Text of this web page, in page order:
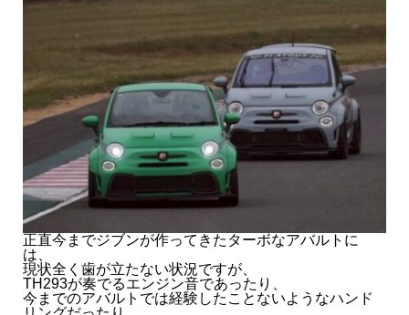
- 2025.01
2024
正直今までジブンが作ってきたターボなアバルトに
は、
現状全く歯が立たない状況ですが、
TH293が奏でるエンジン音であったり、
今までのアバルトでは経験したことないようなハンド